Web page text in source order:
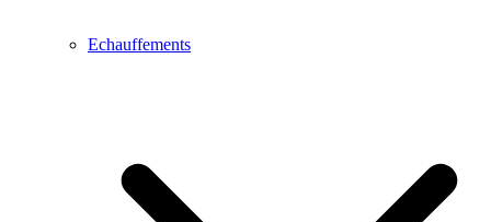
Echauffements